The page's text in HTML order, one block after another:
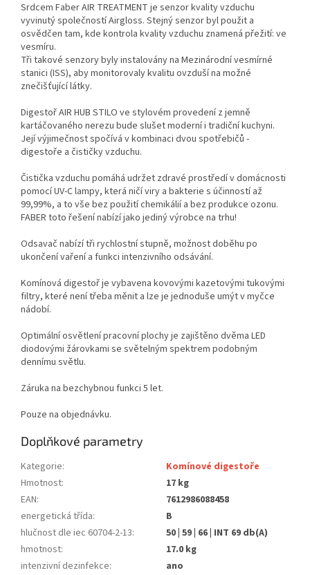
Srdcem Faber AIR TREATMENT je senzor kvality vzduchu
vyvinutý společností Airgloss. Stejný senzor byl použit a
osvědčen tam, kde kontrola kvality vzduchu znamená přežití: ve
vesmíru.
Tři takové senzory byly instalovány na Mezinárodní vesmírné
stanici (ISS), aby monitorovaly kvalitu ovzduší na možné
znečišťující látky.
Digestoř AIR HUB STILO ve stylovém provedení z jemně
kartáčovaného nerezu bude slušet moderní i tradiční kuchyni.
Její výjimečnost spočívá v kombinaci dvou spotřebičů -
digestoře a čističky vzduchu.
Čistička vzduchu pomáhá udržet zdravé prostředí v domácnosti
pomocí UV-C lampy, která ničí viry a bakterie s účinností až
99,99%, a to vše bez použití chemikálií a bez produkce ozonu.
FABER toto řešení nabízí jako jediný výrobce na trhu!
Odsavač nabízí tři rychlostní stupně, možnost doběhu po
ukončení vaření a funkci intenzivního odsávání.
Komínová digestoř je vybavena kovovými kazetovými tukovými
filtry, které není třeba měnit a lze je jednoduše umýt v myčce
nádobí.
Optimální osvětlení pracovní plochy je zajištěno dvěma LED
diodovými žárovkami se světelným spektrem podobným
dennímu světlu.
Záruka na bezchybnou funkci 5 let.
Pouze na objednávku.
Doplňkové parametry
Kategorie:
Komínové digestoře
Hmotnost:
17 kg
EAN:
7612986088458
energetická třída:
B
hlučnost dle iec 60704-2-13:
50 | 59 | 66 | INT 69 db(A)
hmotnost:
17.0 kg
intenzivní dezinfekce:
ano